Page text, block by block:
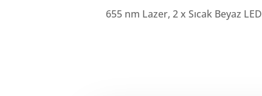
655 nm Lazer, 2 x Sıcak Beyaz LED